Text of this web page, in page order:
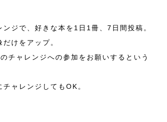
ジで、 好きな本を1日1冊、7日間投稿。
けをアップ。
チャレンジへの参加をお願いするという
ャレンジしてもOK。